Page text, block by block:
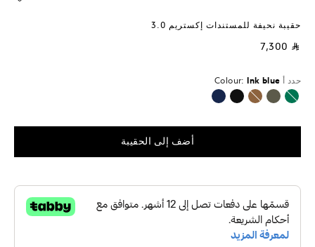
حقيبة نحيفة للمستندات إكستريم 3.0
⃁ 7,300
حدد أ Colour: Ink blue
محدد
أضف إلى الحقيبة